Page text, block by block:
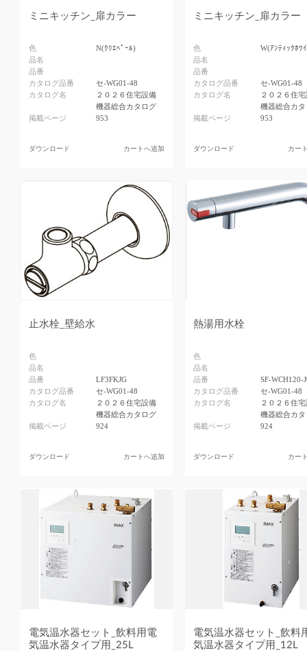
ミニキッチン_扉カラー
色
N(ｸﾘｴﾍﾟｰﾙ)
品名
品番
カタログ品番
セ-WG01-48
カタログ名
２０２６住宅設備
機器総合カタログ
掲載ページ
953
ダウンロード カートへ追加
ミニキッチン_扉カラー
色
W(ｱﾝﾃｨｯｸﾎﾜ
品名
品番
カタログ品番
セ-WG01-48
カタログ名
２０２６住
機器総合カ
掲載ページ
953
ダウンロード カー
止水栓_壁給水
色
品名
品番
LF3FKJG
カタログ品番
セ-WG01-48
カタログ名
２０２６住宅設備
機器総合カタログ
掲載ページ
924
ダウンロード カートへ追加
熱湯用水栓
色
品名
品番
SF-WCH120-
カタログ品番
セ-WG01-48
カタログ名
２０２６住
機器総合カ
掲載ページ
924
ダウンロード カー
電気温水器セット_飲料用電
気温水器タイプ用_25L
電気温水器セット_飲料
気温水器タイプ用_12L